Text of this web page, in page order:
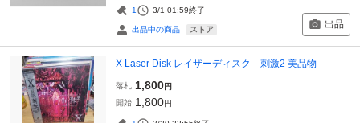
1 3/1 01:59終了
出品中の商品 ストア 出品
X Laser Disk レイザーディスク 刺激2 美品物
落札 1,800円
開始 1,800円